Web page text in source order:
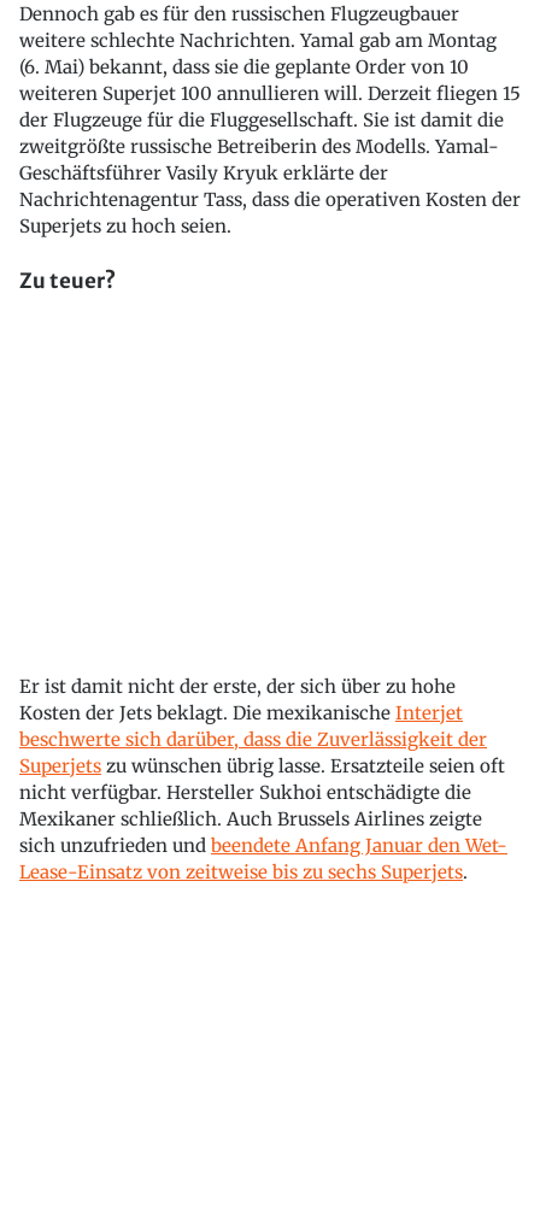
Dennoch gab es für den russischen Flugzeugbauer
weitere schlechte Nachrichten. Yamal gab am Montag
(6. Mai) bekannt, dass sie die geplante Order von 10
weiteren Superjet 100 annullieren will. Derzeit fliegen 15
der Flugzeuge für die Fluggesellschaft. Sie ist damit die
zweitgrößte russische Betreiberin des Modells. Yamal-
Geschäftsführer Vasily Kryuk erklärte der
Nachrichtenagentur Tass, dass die operativen Kosten der
Superjets zu hoch seien.
Zu teuer?
Er ist damit nicht der erste, der sich über zu hohe
Kosten der Jets beklagt. Die mexikanische Interjet
beschwerte sich darüber, dass die Zuverlässigkeit der
Superjets zu wünschen übrig lasse. Ersatzteile seien oft
nicht verfügbar. Hersteller Sukhoi entschädigte die
Mexikaner schließlich. Auch Brussels Airlines zeigte
sich unzufrieden und beendete Anfang Januar den Wet-
Lease-Einsatz von zeitweise bis zu sechs Superjets.